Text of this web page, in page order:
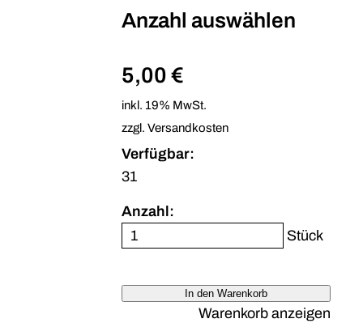
Anzahl auswählen
5,00 €
inkl. 19% MwSt.
zzgl. Versandkosten
Verfügbar:
31
Anzahl:
Stück
Warenkorb anzeigen
In den Warenkorb